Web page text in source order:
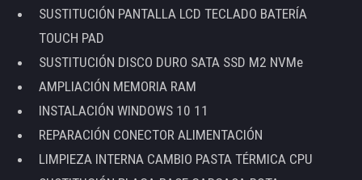
SUSTITUCIÓN PANTALLA LCD TECLADO BATERÍA
TOUCH PAD
SUSTITUCIÓN DISCO DURO SATA SSD M2 NVMe
AMPLIACIÓN MEMORIA RAM
INSTALACIÓN WINDOWS 10 11
REPARACIÓN CONECTOR ALIMENTACIÓN
LIMPIEZA INTERNA CAMBIO PASTA TÉRMICA CPU